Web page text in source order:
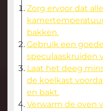
Zorg ervoor dat
bakken.
Gebruik een
speculaaskruiden
Laat het deeg
de koelkast
en bakt.
Verwarm de oven